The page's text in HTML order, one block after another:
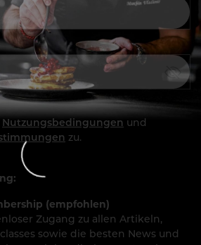
Nutzungsbedingungen und
zu.
(empfohlen)
Zugang zu allen Artikeln,
sowie die besten News und